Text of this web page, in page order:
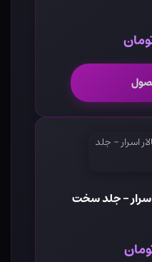
اسرار - جلد سخت